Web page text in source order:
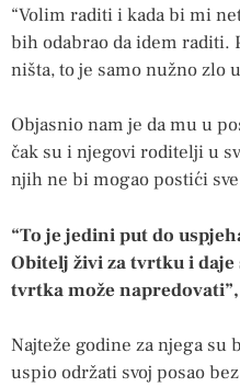
“Volim raditi i kada bi mi
bih odabrao da idem raditi.
ništa, to je samo nužno zlo
Objasnio nam je da mu u
čak su i njegovi roditelji u
njih ne bi mogao postići
“To je jedini put do
Obitelj živi za tvrtku i daje
tvrtka može
Najteže godine za njega
uspio održati svoj posao